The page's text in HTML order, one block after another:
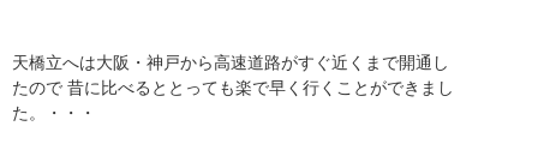
天橋立へは大阪・神戸から高速道路がすぐ近くまで開通し
たので 昔に比べるととっても楽で早く行くことができまし
た。・・・